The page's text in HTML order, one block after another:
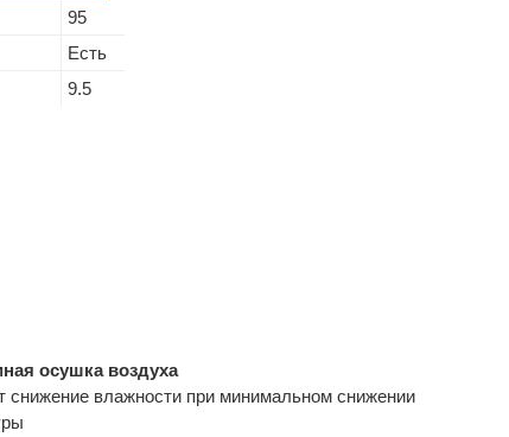
95
Есть
9.5
осушка воздуха
снижение влажности при минимальном снижении